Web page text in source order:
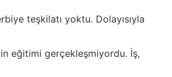
teşkilatı yoktu. Dolayısıyla
eğitimi gerçekleşmiyordu. İş,